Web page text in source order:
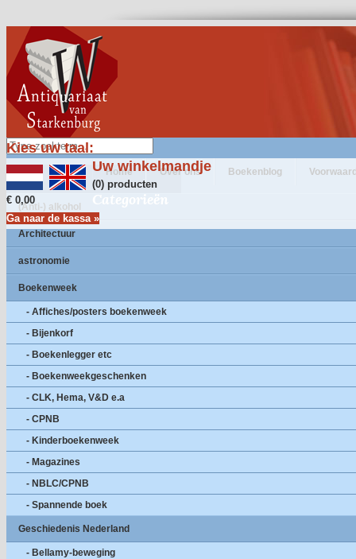
Kies uw taal:
Uw winkelmandje
(0) producten
€ 0,00
Ga naar de kassa »
Home Over ons Boekenblog
Categorieën
(Anti-) alkohol
Architectuur
astronomie
Boekenweek
- Affiches/posters boekenweek
- Bijenkorf
- Boekenlegger etc
- Boekenweekgeschenken
- CLK, Hema, V&D e.a
- CPNB
- Kinderboekenweek
- Magazines
- NBLC/CPNB
- Spannende boek
Geschiedenis Nederland
- Bellamy-beweging